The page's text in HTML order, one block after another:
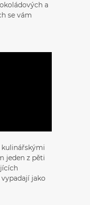
a
se vám
jeden z pěti
jako